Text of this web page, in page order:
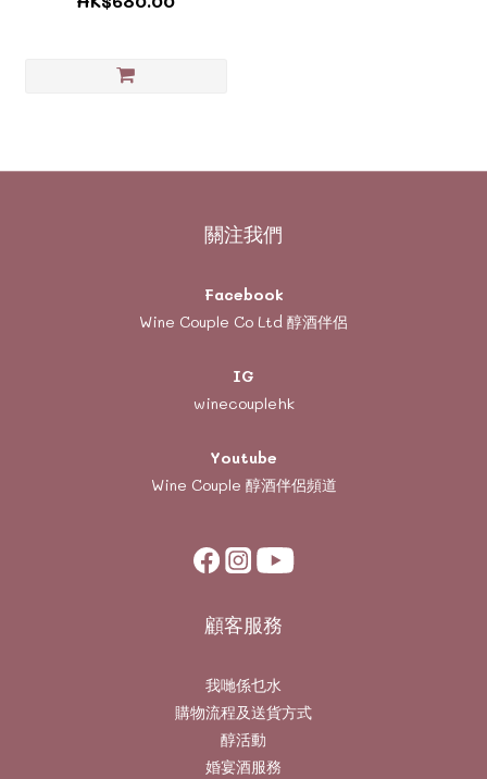
關注我們
Facebook
Wine Couple Co Ltd 醇酒伴侶
IG
winecouplehk
Youtube
Wine Couple 醇酒伴侶頻道
顧客服務
我哋係乜水
購物流程及送貨方式
醇活動
婚宴酒服務